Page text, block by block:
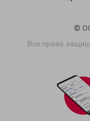
©
Все права